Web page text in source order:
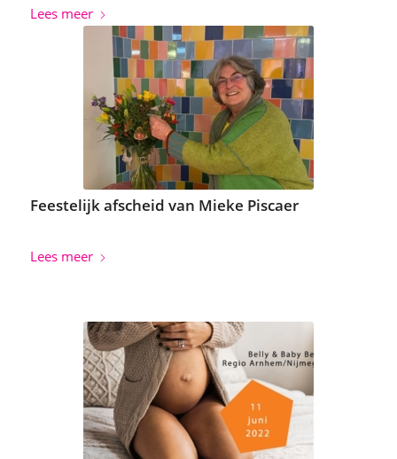
Lees meer
Feestelijk afscheid van Mieke Piscaer
Lees meer